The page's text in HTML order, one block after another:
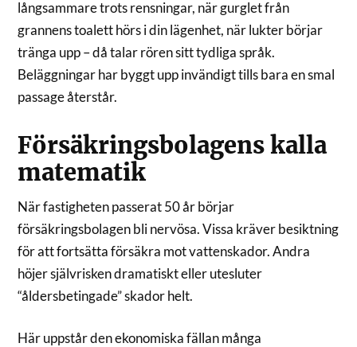
långsammare trots rensningar, när gurglet från
grannens toalett hörs i din lägenhet, när lukter börjar
tränga upp – då talar rören sitt tydliga språk.
Beläggningar har byggt upp invändigt tills bara en smal
passage återstår.
Försäkringsbolagens kalla
matematik
När fastigheten passerat 50 år börjar
försäkringsbolagen bli nervösa. Vissa kräver besiktning
för att fortsätta försäkra mot vattenskador. Andra
höjer självrisken dramatiskt eller utesluter
“åldersbetingade” skador helt.
Här uppstår den ekonomiska fällan många